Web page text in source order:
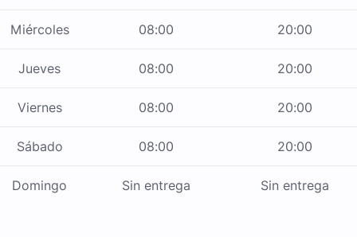
Miércoles 08:00 20:00
Jueves 08:00 20:00
Viernes 08:00 20:00
Sábado 08:00 20:00
Domingo Sin entrega Sin entrega